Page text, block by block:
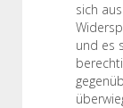
sich
und es